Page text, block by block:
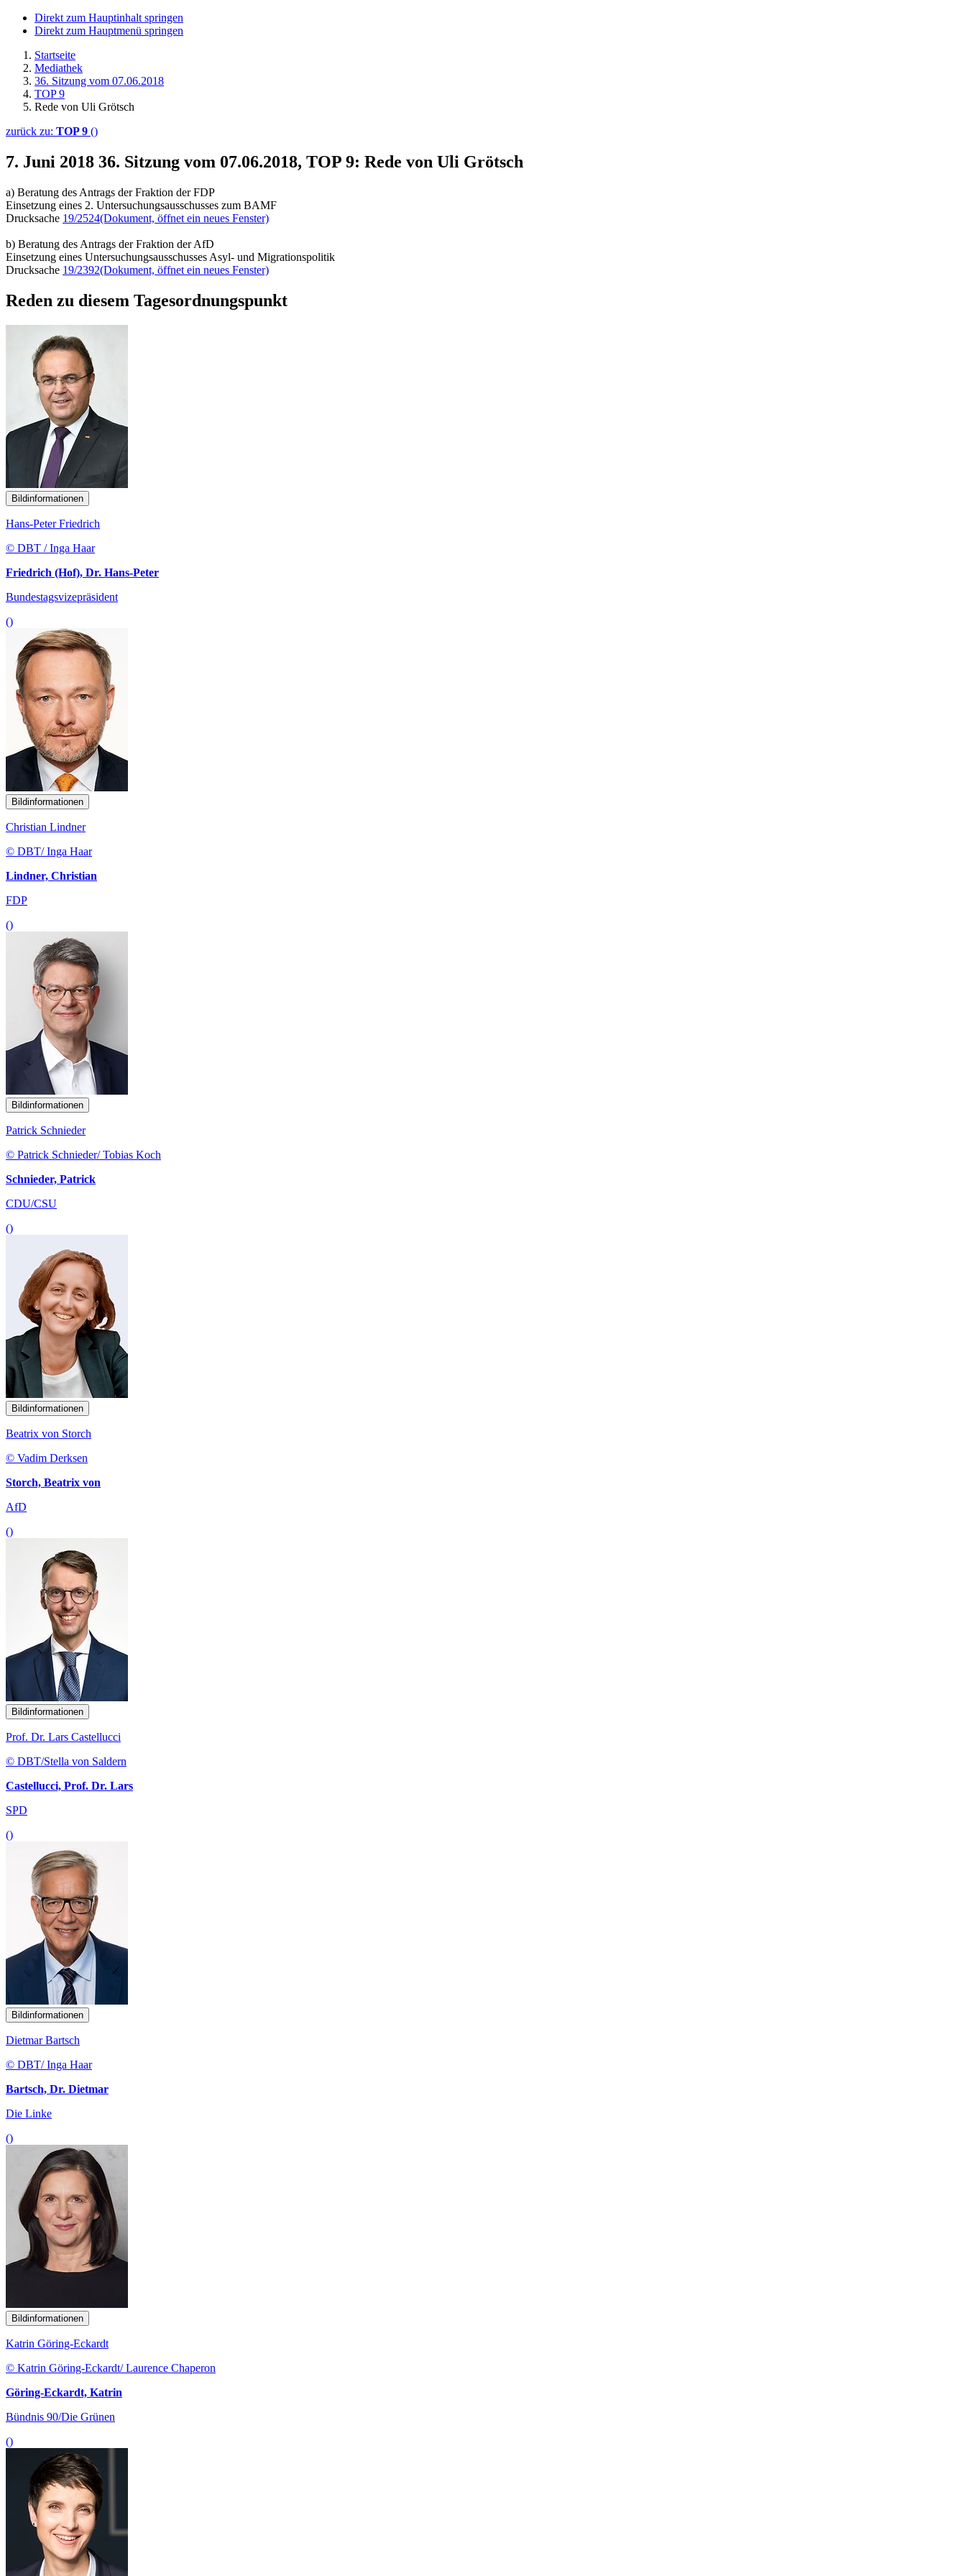
Direkt zum Hauptinhalt springen
Direkt zum Hauptmenü springen
Startseite
Mediathek
36. Sitzung vom 07.06.2018
TOP 9
Rede von Uli Grötsch
zurück zu: TOP 9 ()
7. Juni 2018 36. Sitzung vom 07.06.2018, TOP 9: Rede von Uli Grötsch
a) Beratung des Antrags der Fraktion der FDP
Einsetzung eines 2. Untersuchungsausschusses zum BAMF
Drucksache 19/2524(Dokument, öffnet ein neues Fenster)
b) Beratung des Antrags der Fraktion der AfD
Einsetzung eines Untersuchungsausschusses Asyl- und Migrationspolitik
Drucksache 19/2392(Dokument, öffnet ein neues Fenster)
Reden zu diesem Tagesordnungspunkt
Bildinformationen
Hans-Peter Friedrich
© DBT / Inga Haar
Friedrich (Hof), Dr. Hans-Peter
Bundestagsvizepräsident
()
Bildinformationen
Christian Lindner
© DBT/ Inga Haar
Lindner, Christian
FDP
()
Bildinformationen
Patrick Schnieder
© Patrick Schnieder/ Tobias Koch
Schnieder, Patrick
CDU/CSU
()
Bildinformationen
Beatrix von Storch
© Vadim Derksen
Storch, Beatrix von
AfD
()
Bildinformationen
Prof. Dr. Lars Castellucci
© DBT/Stella von Saldern
Castellucci, Prof. Dr. Lars
SPD
()
Bildinformationen
Dietmar Bartsch
© DBT/ Inga Haar
Bartsch, Dr. Dietmar
Die Linke
()
Bildinformationen
Katrin Göring-Eckardt
© Katrin Göring-Eckardt/ Laurence Chaperon
Göring-Eckardt, Katrin
Bündnis 90/Die Grünen
()